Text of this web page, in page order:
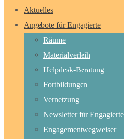
Inhalt
springen
Aktuelles
Angebote für Engagierte
Räume
Materialverleih
Helpdesk-Beratung
Fortbildungen
Vernetzung
Newsletter für Engagierte
Engagementwegweiser